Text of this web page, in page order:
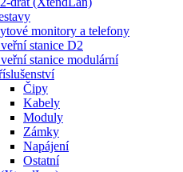
monitory a telefony
stanice D2
stanice modulární
Čipy
Kabely
Moduly
Zámky
Napájení
Ostatní